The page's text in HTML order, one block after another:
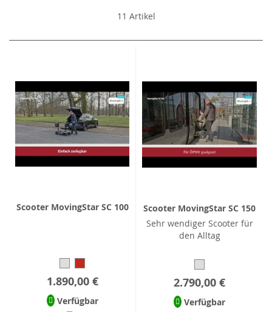
11 Artikel
Scooter MovingStar SC 100
1.890,00 €
Verfügbar
Scooter MovingStar SC 150
Sehr wendiger Scooter für
den Alltag
2.790,00 €
Verfügbar